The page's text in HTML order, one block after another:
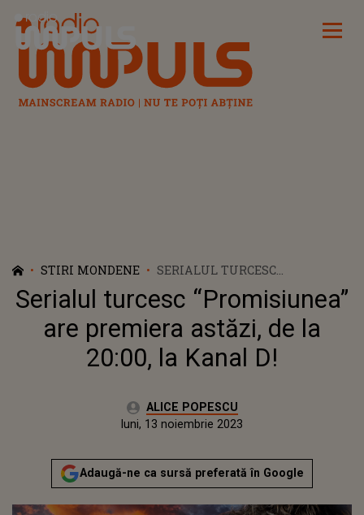
Radio Impuls
STIRI MONDENE
SERIALUL TURCESC
“PROMISIUNEA” ARE PREMIERA
ASTĂZI, DE LA 20:00, LA KANAL
D!
Serialul turcesc “Promisiunea”
are premiera astăzi, de la
20:00, la Kanal D!
Autor:ALICE POPESCU
luni, 13 noiembrie 2023Actualizat:
luni, 13 noiembrie 2023
Adaugă-ne ca sursă preferată în Google